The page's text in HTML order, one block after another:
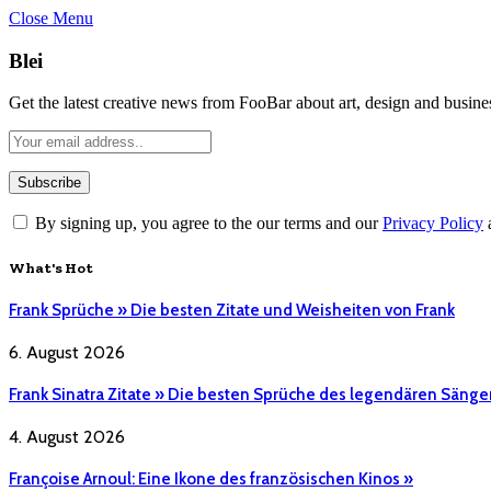
Close Menu
Blei
Get the latest creative news from FooBar about art, design and
By signing up, you agree to the our terms and ourPrivacy Policy
What's Hot
Frank Sprüche » Die besten Zitate und Weisheiten von Frank
6. August 2026
Frank Sinatra Zitate » Die besten Sprüche des legendären
4. August 2026
Françoise Arnoul: Eine Ikone des französischen Kinos »